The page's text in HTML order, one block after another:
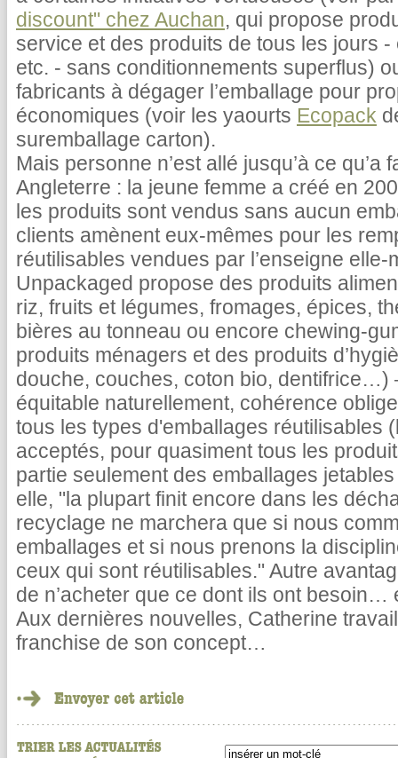
discount" chez Auchan, qui propose
service et des produits de tous les jours
etc. - sans conditionnements superflus)
fabricants à dégager l’emballage pour
économiques (voir les yaourts Ecopack
suremballage carton).
Mais personne n’est allé jusqu’à ce
Angleterre : la jeune femme a créé en
les produits sont vendus sans aucun
clients amènent eux-mêmes pour les
réutilisables vendues par l’enseigne
Unpackaged propose des produits
riz, fruits et légumes, fromages, épices,
bières au tonneau ou encore chewing-
produits ménagers et des produits
douche, couches, coton bio, dentifrice…)
équitable naturellement, cohérence
tous les types d'emballages réutilisables
acceptés, pour quasiment tous les
partie seulement des emballages
elle, "la plupart finit encore dans les
recyclage ne marchera que si nous
emballages et si nous prenons la
ceux qui sont réutilisables." Autre
de n’acheter que ce dont ils ont besoin…
Aux dernières nouvelles, Catherine
franchise de son concept…